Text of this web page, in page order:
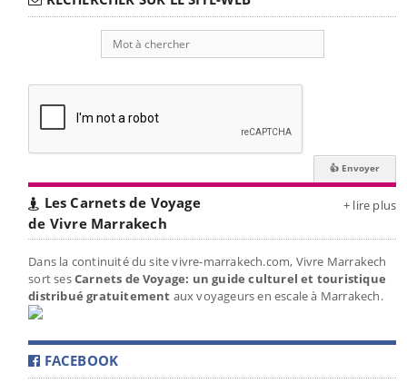
Les Carnets de Voyage
de Vivre Marrakech
+ lire plus
Dans la continuité du site vivre-marrakech.com, Vivre Marrakech
sort sesCarnets de Voyage: un guide culturel et touristique
distribué gratuitement aux voyageurs en escale à Marrakech.
FACEBOOK